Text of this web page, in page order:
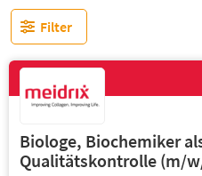
Filter
Biologe, Biochemiker
Qualitätskontrolle (m/